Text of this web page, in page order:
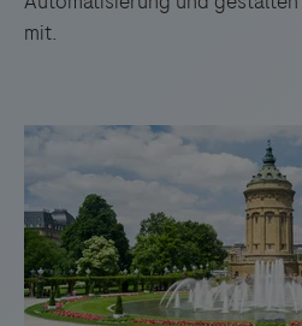
mit.